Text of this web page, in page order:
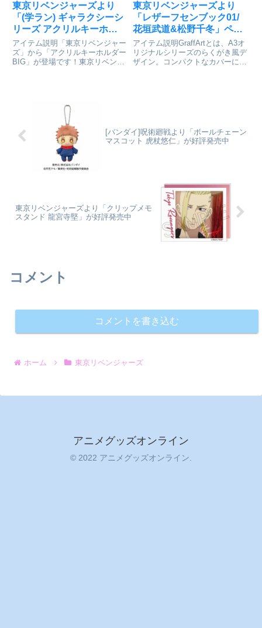
東京リベンジャーズより
「(学ラン) ギャラクシーシ
リーズ アクリルキーホル
ダーBIG 佐野万次郎」が好
評発売中
アイテム説明「東京リベンジャー
ズ」から「アクリルキーホルダー
BIG」が登場です！東京リベンジ
ズ」製作委員会colle...
東京リベンジャーズより
「レザーフセンブック01/
花垣武道&松野千冬」ペイ
ントver.(グラフアート)を
紹介
アイテム説明GraffArtとは、A3オ
リジナルシリーズのらくがき風デ
ザイン。コンパクトなカバーに2
[バンダイ]呪術廻戦より「ボールチェーン
マスコット 虎杖悠仁」が好評発売中
東京リベンジャーズより「クリップメモ
スタンド 龍宮寺堅」が好評発売中
コメント
コメントを書き込む
ホーム 東京リベンジャーズ
アニメグッズオンライン
© 2022 アニメグッズオンライン.